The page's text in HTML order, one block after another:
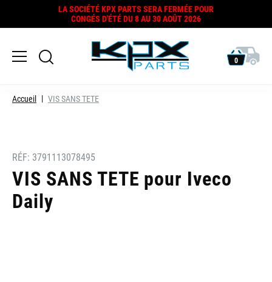
LA SOCIÉTÉ KPX PARTS SERA FERMÉE POUR
CONGÉS D'ÉTÉ DU 8 AU 30 AOÛT 2026
0
Accueil VIS SANS TETE
RÉF: 3791113078495
VIS SANS TETE pour Iveco
Daily